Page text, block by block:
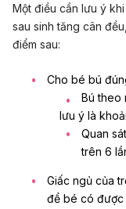
Một điều cần lưu ý
sau sinh tăng cân
điểm sau:
Cho bé bú
Bú theo
lưu ý là
Quan
trên 6
Giấc ngủ của
để bé có được